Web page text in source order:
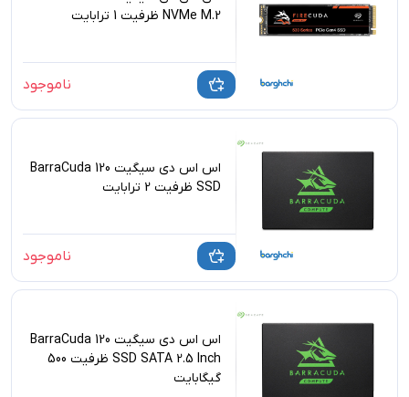
NVMe M.2 ظرفیت 1 ترابایت
ناموجود
اس اس دی سیگیت BarraCuda 120
SSD ظرفیت 2 ترابایت
ناموجود
اس اس دی سیگیت BarraCuda 120
SSD SATA 2.5 Inch ظرفیت 500
گیگابایت